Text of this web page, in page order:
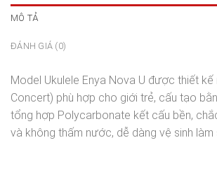
MÔ TẢ
ĐÁNH GIÁ (0)
Model Ukulele Enya Nova U được thiết kế
Concert) phù hợp cho giới trẻ, cấu tạo
tổng hợp Polycarbonate kết cấu bền,
và không thấm nước, dễ dàng vệ sinh làm